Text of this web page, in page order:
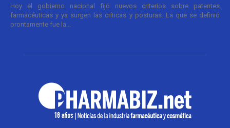
Hoy el gobierno nacional fijó nuevos criterios sobre patentes
farmacéuticas y ya surgen las críticas y posturas. La que se definió
prontamente fue la...